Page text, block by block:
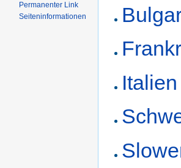
Italien
Permanenter Link
Seiten­informationen